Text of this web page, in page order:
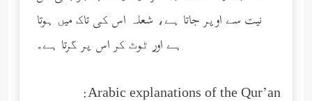
نیت سے اوپر جاتا ہے، شعلہ اس کی تاک میں ہوتا
ہے اور ٹوٹ کر اس پر گرتا ہے۔
Arabic explanations of the Qur’an: